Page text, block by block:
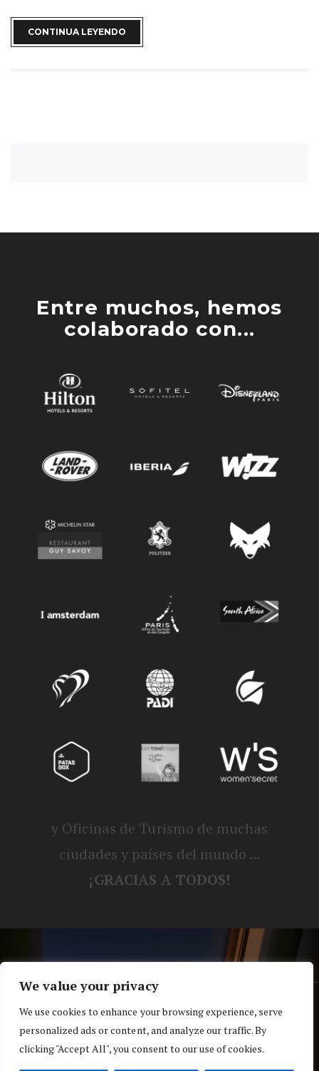
We value your privacy
We use cookies to enhance your browsing experience, serve
personalized ads or content, and analyze our traffic. By
clicking "Accept All", you consent to our use of cookies.
CONTINUA LEYENDO
Entre muchos, hemos
colaborado con...
y Oficinas de Turismo de muchas
ciudades y países del mundo ...
¡GRACIAS A TODOS!
® Blog personal de Alex, Nerea, Turbo y
Koko |Política de privacidad y cookies